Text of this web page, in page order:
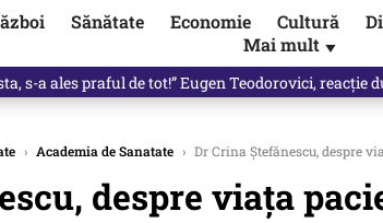
Sănătate Economie Cultură
Mai mult ▼
s-a ales praful de tot!” Eugen Teodorovici, reacție
› Academia de Sanatate › Dr Crina Ștefănescu, despre
despre viața